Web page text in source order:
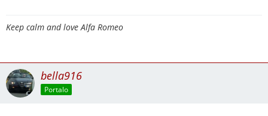
Keep calm and love Alfa Romeo
bella916
Portalo